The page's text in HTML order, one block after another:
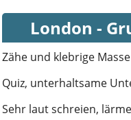
London -
Zähe und klebrige
Quiz, unterhaltsame
Sehr laut schreien,